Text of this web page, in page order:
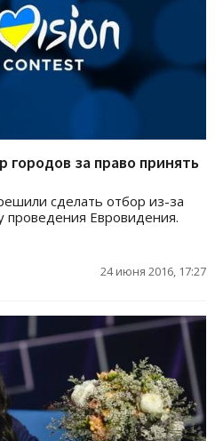
городов за право принять
сделать отбор из-за
проведения Евровидения.
24 июня 2016, 17:27